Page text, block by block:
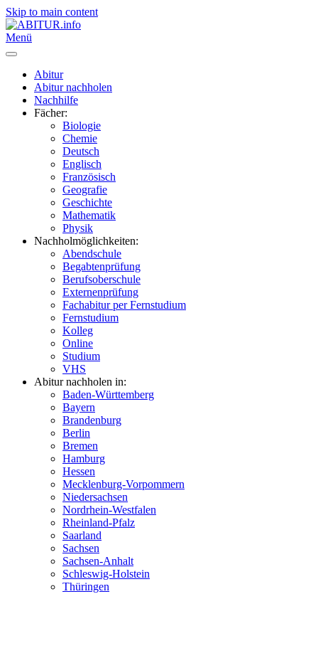
Skip to main content
Menü
Abitur
Abitur nachholen
Nachhilfe
Fächer:
Biologie
Chemie
Deutsch
Englisch
Französisch
Geografie
Geschichte
Mathematik
Physik
Nachholmöglichkeiten:
Abendschule
Begabtenprüfung
Berufsoberschule
Externenprüfung
Fachabitur per Fernstudium
Fernstudium
Kolleg
Online
Studium
VHS
Abitur nachholen in:
Baden-Württemberg
Bayern
Brandenburg
Berlin
Bremen
Hamburg
Hessen
Mecklenburg-Vorpommern
Niedersachsen
Nordrhein-Westfalen
Rheinland-Pfalz
Saarland
Sachsen
Sachsen-Anhalt
Schleswig-Holstein
Thüringen